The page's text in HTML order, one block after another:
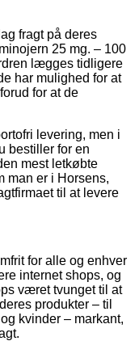
fragt på deres
25 mg. – 100
lægges tidligere
har mulighed for at
for at de
levering, men i
bestiller for en
mest letkøbte
man er i Horsens,
til at levere
for alle og enhver
internet shops, og
været tvunget til at
produkter – til
kvinder – markant,